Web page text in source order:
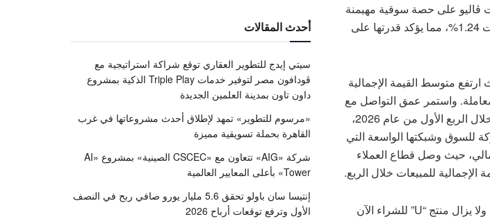
إلى 2.53 مليون معاملة. وحافظت ڤاليو على حصة سوقية مهيمنة
بلغت 26.5% في يناير 2026 مع الالتزام بنسبة منخفضة للقروض المتعثرة (NPL) بلغت 1.24%، مما يؤكد قدرتها على
متوسط القيمة الإجمالية
77.4 مليون جنيه، بينما بلغ عدد المعاملات اليومية نحو 28 ألف معاملة. واستمر عمق التواصل مع
العملاء في التزايد، حيث ارتفع معدل تكرار المعاملات لكل عميل ليصل إلى 8.1 مرة خلال الربع الأول من عام 2026،
للسوق وشبكتها الواسعة التي
المالي، حيث وصل قطاع العملاء
وشهدت باقة لمنتجات ڤاليو توسعاً ملحوظاً وتنوعاً عبر مختلف القطاعات عالية النمو. ولا يزال منتج “U” للشراء الآن
أحدث المقالات
سيتي إيدج للتطوير العقاري توقع شراكة استراتيجية مع
ڤودافون مصر لتوفير خدمات Triple Play الذكية بمشروع
داون تاون بمدينة العلمين الجديدة
«مرسوم للتطوير» تمهد لإطلاق أحدث مشروعاتها في غرب
القاهرة بحملة تسويقية مميزة
شركة «AIG» تتعاون مع «CSCEC الصينية» بمشروع «AI
Tower» بأعلى المعايير العالمية
إنتيسا سان باولو تحقق 5.6 مليار يورو صافي ربح في النصف
الأول وترفع توقعات أرباح 2026